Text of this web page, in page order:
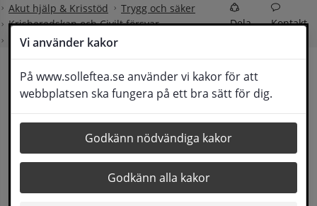
Vi använder kakor
På www.solleftea.se använder vi kakor för att
webbplatsen ska fungera på ett bra sätt för dig.
Godkänn nödvändiga kakor
Godkänn alla kakor
Akut hjälp & Krisstöd
Trygg och säker
Krisberedskap och Civilt försvar
Din egen beredskap
Dela Kontakt
Lyssna
Din egen beredskap för
kris och krig